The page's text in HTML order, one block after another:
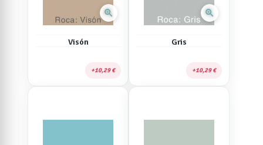
zoom_in
Visón
10,29 €
zoom_in
Gris
10,29 €